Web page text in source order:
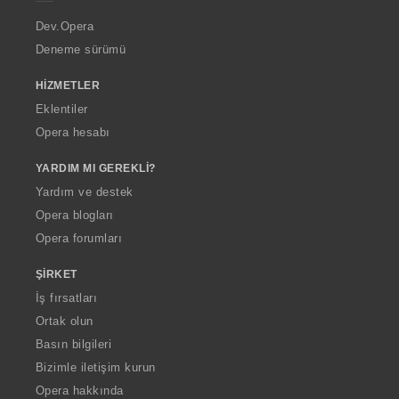
a
Dev.Opera
Deneme sürümü
HIZMETLER
Eklentiler
Opera hesabı
YARDIM MI GEREKLI?
Yardım ve destek
Opera blogları
Opera forumları
ŞIRKET
İş fırsatları
Ortak olun
Basın bilgileri
Bizimle iletişim kurun
Opera hakkında